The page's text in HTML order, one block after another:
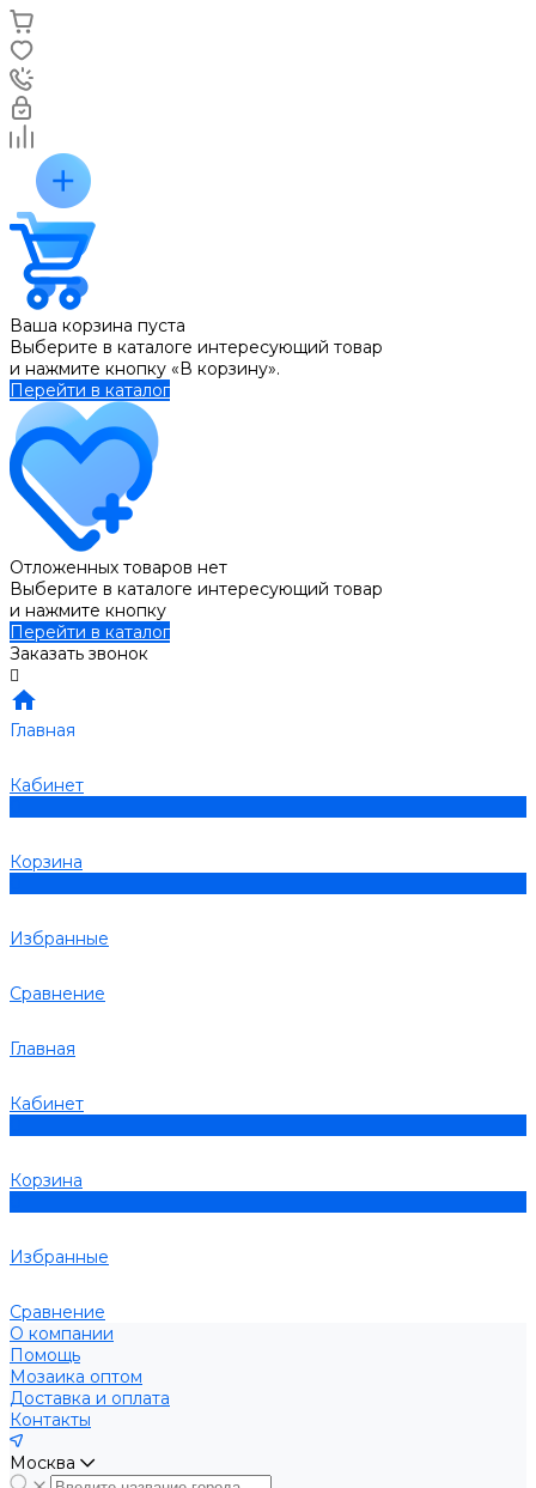
Ваша корзина пуста
Выберите в каталоге интересующий товар
и нажмите кнопку «В корзину».
Перейти в каталог
Отложенных товаров нет
Выберите в каталоге интересующий товар
и нажмите кнопку
Перейти в каталог
Заказать звонок
Главная
Кабинет
Корзина
Избранные
Сравнение
Главная
Кабинет
Корзина
Избранные
Сравнение
О компании
Помощь
Мозаика оптом
Доставка и оплата
Контакты
Москва